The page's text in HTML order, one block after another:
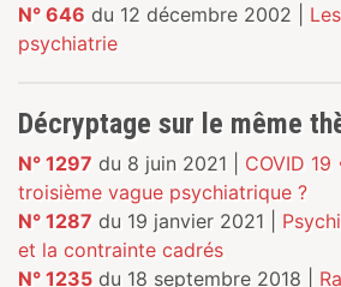
N° 646 du 12 décembre 2002 |
psychiatrie
Décryptage sur le même
N° 1297 du 8 juin 2021 | COVID 19
troisième vague psychiatrique ?
N° 1287 du 19 janvier 2021 |
et la contrainte cadrés
N° 1235 du 18 septembre 2018 |